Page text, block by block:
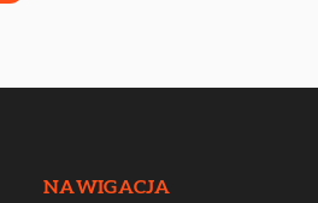
NAWIGACJA